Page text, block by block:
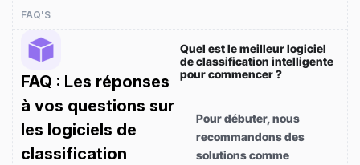
FAQ'S
FAQ : Les réponses
à vos questions sur
les logiciels de
classification
Quel est le meilleur logiciel
de classification intelligente
pour commencer ?
Pour débuter, nous
recommandons des
solutions comme